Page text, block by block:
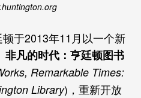
于2013年11月以一个新
非凡的时代：亨廷顿图书
Remarkable Times:
Library)，重新开放